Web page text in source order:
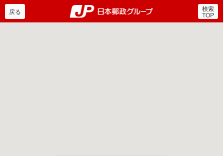
郵便局・日本郵政グルー
戻る 検索
TOP